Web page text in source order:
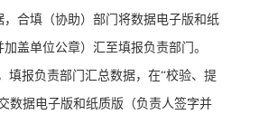
合填（协助）部门将数据电子版和纸
盖单位公章）汇至填报负责部门。
填报负责部门汇总数据，在“校验、提
数据电子版和纸质版（负责人签字并